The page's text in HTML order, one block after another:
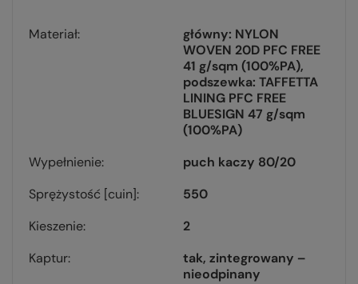
Materiał
główny: NYLON
WOVEN 20D PFC FREE
41 g/sqm (100%PA)
podszewka: TAFFETTA
LINING PFC FREE
BLUESIGN 47 g/sqm
(100%PA)
Wypełnienie
puch kaczy 80/20
Sprężystość [cuin]
550
Kieszenie
2
Kaptur
tak, zintegrowany –
nieodpinany